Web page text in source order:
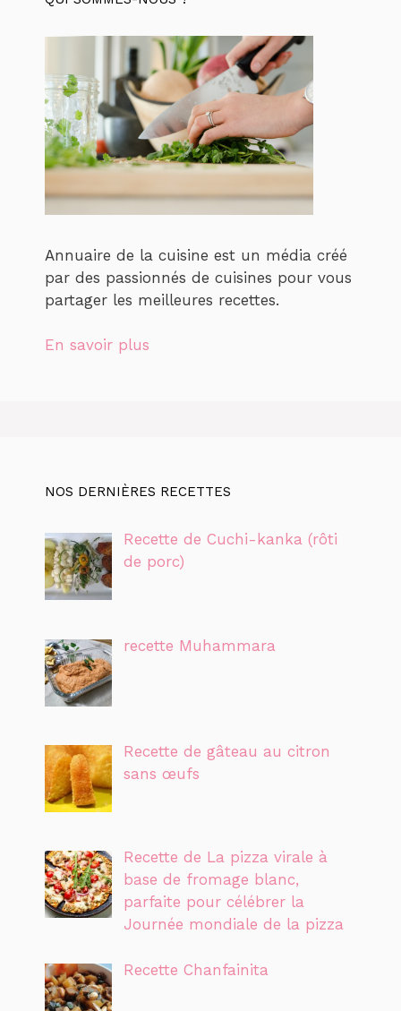
Annuaire de la cuisine est un média créé
par des passionnés de cuisines pour vous
partager les meilleures recettes.
En savoir plus
NOS DERNIÈRES RECETTES
Recette de Cuchi-kanka (rôti
de porc)
recette Muhammara
Recette de gâteau au citron
sans œufs
Recette de La pizza virale à
base de fromage blanc,
parfaite pour célébrer la
Journée mondiale de la pizza
Recette Chanfainita